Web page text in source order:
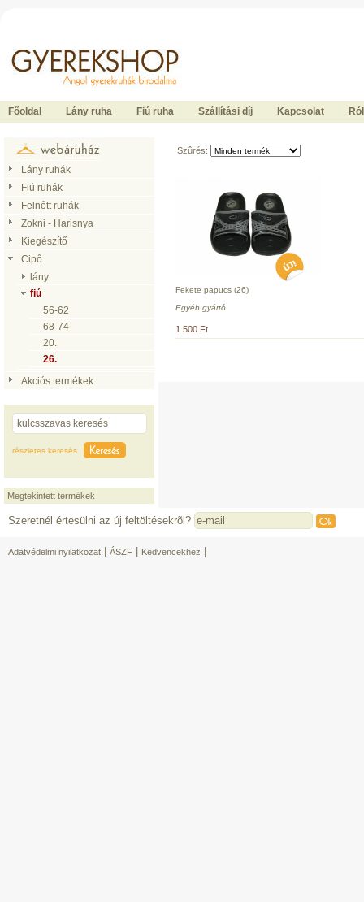
Főoldal Lány ruha Fiú ruha Szállítási díj Kapcsolat
Lány ruhák
Fiú ruhák
Felnőtt ruhák
Zokni - Harisnya
Kiegészítő
Cipő
lány
fiú
56-62
68-74
20.
26.
Akciós termékek
részletes keresés
Megtekintett termékek
Szûrés:
Fekete papucs (26)
Egyéb gyártó
1 500 Ft
Szeretnél értesülni az új feltöltésekrõl?
Adatvédelmi nyilatkozat ÁSZF Kedvencekhez